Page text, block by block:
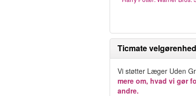
Ticmate velgørenhed
Vi støtter Læger Uden
mere om, hvad vi gør
andre.